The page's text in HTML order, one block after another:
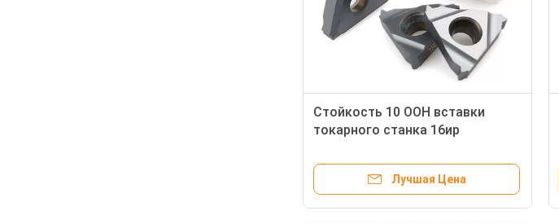
Стойкость 10 ООН вставки
токарного станка 16ир
токарного станка карбида 16ер
высокая
Лучшая Цена